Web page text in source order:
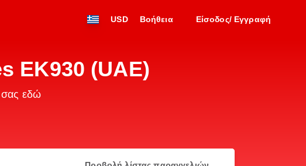
USD Βοήθεια Είσοδος/ Εγγραφή
EK930 (UAE)
σας εδώ